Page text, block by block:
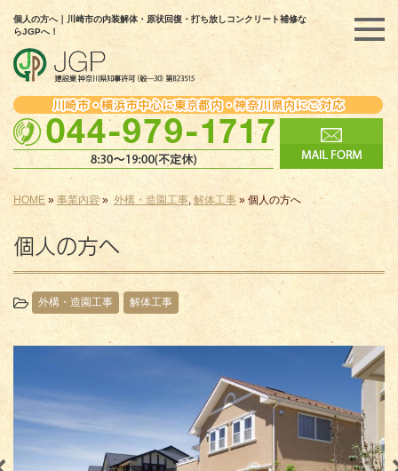
個人の方へ｜川崎市の内装解体・原状回復・打ち放しコンクリート補修な
らJGPへ！
HOME » 事業内容» 外構・造園工事 解体工事 » 個人の方へ
個人の方へ
外構・造園工事 解体工事